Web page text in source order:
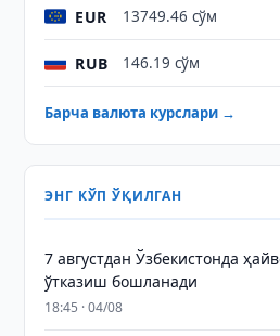
EUR 13749.46 сўм
RUB 146.19 сўм
Барча валюта курслари →
ЭНГ КЎП ЎҚИЛГАН
7 августдан Ўзбекистонда
ўтказиш бошланади
18:45 · 04/08